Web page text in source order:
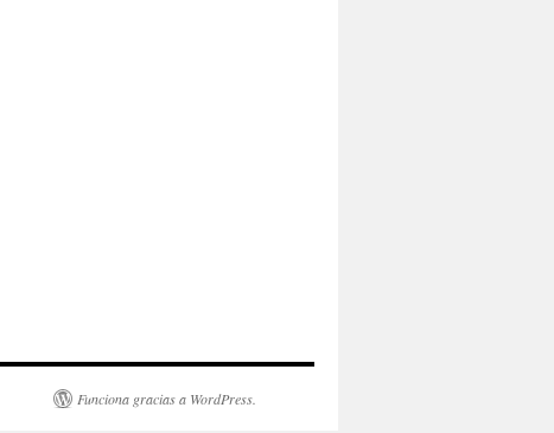
Funciona gracias a WordPress.